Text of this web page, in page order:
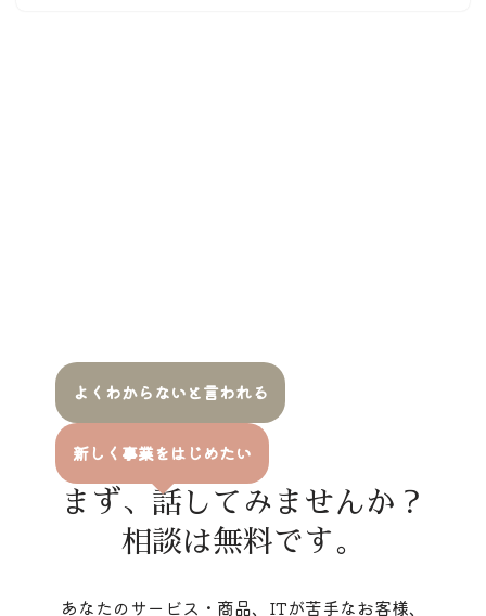
よくわからないと言われる
新しく事業をはじめたい
まず、話してみませんか？
相談は無料です。
あなたのサービス・商品、ITが苦手なお客様、